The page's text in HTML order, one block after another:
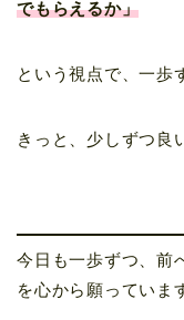
でもらえるか」
という視点で、一歩
きっと、少しずつ良
今日も一歩ずつ、前
を心から願っていま